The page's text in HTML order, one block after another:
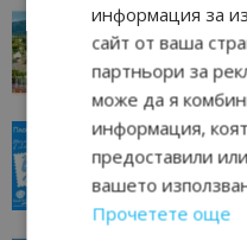
“Пощенска
отвъд
Петрич 11/
“Пощенска
всички
Пловдив
информация за
сайт от ваша
партньори за
може да я
информация,
предоставили
вашето
Прочетете още